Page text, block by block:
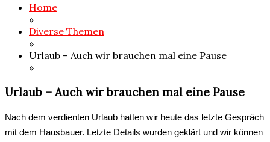
Home
»
Diverse Themen
»
Urlaub – Auch wir brauchen mal eine Pause
»
Urlaub – Auch wir brauchen mal eine Pause
Nach dem verdienten Urlaub hatten wir heute das letzte Gespräch
mit dem Hausbauer. Letzte Details wurden geklärt und wir können